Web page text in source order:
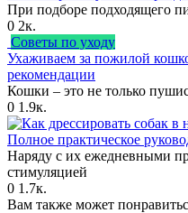
При подборе подходящего
0 2к.
Советы по уходу
Ухаживаем за пожилой
рекомендации
Кошки – это не только
0 1.9к.
Полное практическое
Наряду с их ежедневными
стимуляцией
0 1.7к.
Вам также может